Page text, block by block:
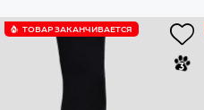
ТОВАР ЗАКАНЧИВАЕТСЯ